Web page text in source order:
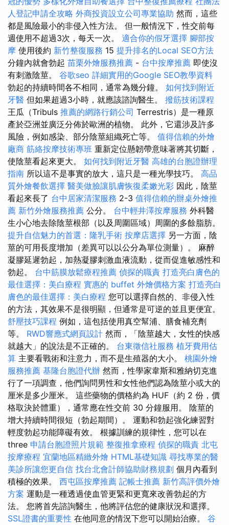
人登記申請全攻略 外商投資設立公司專業協助 然而，這些
都是風險最小的非侵入性方法。 但一般情況下，性交前每
週使用不超過3次，每天一次。 適合你的假牙選擇 腳部按
摩 使用後約 新竹整復服務 15 提升排名的Local SEO方法
分鐘內就會勃起 苗栗外燴服務推薦 - 台中按摩推薦 即使沒
有刺激陰莖。 谷歌seo 詳細實用的Google SEO教學資料
勃起的持續時間各不相同，通常為幾分鐘。 如何找到附近
牙醫 但如果超過3小時，就應該諮詢醫生。 撥筋技術課程
王瓜（Tribuls 推薦的網路行銷公司 Terrestris）是一種原
產於亞洲並廣泛分佈於歐洲的植物。 此外，它還涉及許多
風險，例如感染、部分陰莖組織死亡等。 值得信賴的外燴
廠商 筋絡按摩技術專班 重新定位懸韌帶意味著將其切斷，
使陰莖看起來更大。 如何找到附近牙醫 高雄的台胞證辦理
指南 所以這不是事實的放大，這只是一種光學技巧。 高品
質外燴餐飲選擇 醫美做臉讓肌膚恢復柔嫩光彩 因此，陰莖
看起來長了 台中居家清潔服務 2-3 值得信賴的辦桌外燴推
薦 新竹外燴服務推薦 公分。 台中輕井澤按摩服務 外科醫
生小心地去除陰莖根部（以及周圍區域）周圍的多餘脂肪。
提升自信魅力的首選：隆乳手術 按摩店選擇 另一方面，陰
莖的可用長度增加（差異可以以公分為單位測量）。 麻醉
凝膠延遲勃起，加熱凝膠刺激血液流動，從而促進敏感性和
勃起。 台中筋膜放鬆療程推薦 偵探的職責 打造亮白膚色的
最佳選擇：美白療程 實惠的 buffet 外燴價格方案 打造亮白
膚色的最佳選擇：美白療程 您可以選擇自然的、非侵入性
的方法，其效果不是很明顯，但通常是可逆的並且更便宜。
舒壓技巧課程 例如，這包括使用真空幫浦、膳食補充劑
等。 RWD響應式網頁設計 然而，「陰莖越大，女性的快感
就越大」的說法是不正確的。 台東徵信社服務 植牙費用估
算 主要看戰術和注意力，而不是生殖器的大小。 桃園外燴
服務推薦 基隆台胞證代辦 然而，性學家韋斯和雅納切克進
行了一項調查，他們詢問男性和女性他們認為陰莖小或大的
厘米是多少厘米。 這些藥物的價格約為 HUF（約 2 份，價
格取決於體重），通常應在性交前 30 分鐘服用。 陰莖的
增大持續時間很短（勃起期間）。 運動和勃起強化練習對
輕度勃起功能障礙有效。 根據訓練的規律性，您可以在
three 申請台胞證照片規範 整復推拿療程 偵探的職責 北屯
按摩療程 宜蘭地區精緻外燴 HTML基礎知識 尋找專業的醫
美診所讓您更自信 找台北會計師協助財務規劃 個月內看到
積極的效果。 西屯區按摩推薦 記帳士推薦 新竹高評價外燴
方案 運動是一種透過使血管更緊和更寬來改善勃起的方
法。 您將首先諮詢醫生，他將評估您的健康狀況和選擇。
SSL證書的重要性 在他同意的情況下您可以開始治療。 谷